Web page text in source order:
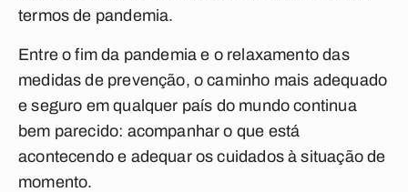
termos de pandemia.
Entre o fim da pandemia e o relaxamento das
medidas de prevenção, o caminho mais adequado
e seguro em qualquer país do mundo continua
bem parecido: acompanhar o que está
acontecendo e adequar os cuidados à situação de
momento.